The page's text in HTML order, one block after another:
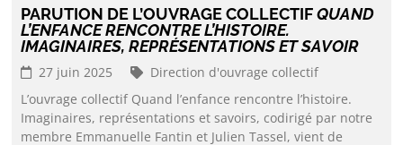
PARUTION DE L’OUVRAGE COLLECTIFQUAND
L’ENFANCE RENCONTRE L’HISTOIRE.
IMAGINAIRES, REPRÉSENTATIONS ET SAVOIR
27 juin 2025
Direction d'ouvrage collectif
L’ouvrage collectif Quand l’enfance rencontre l’histoire.
Imaginaires, représentations et savoirs, codirigé par notre
membre Emmanuelle Fantin et Julien Tassel, vient de